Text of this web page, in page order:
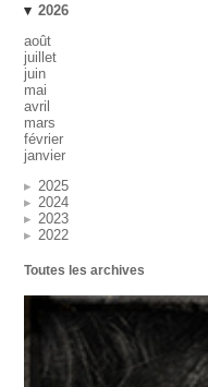
2026
août
juillet
juin
mai
avril
mars
février
janvier
2025
2024
2023
2022
Toutes les archives